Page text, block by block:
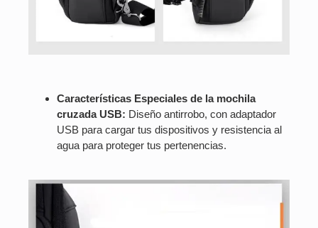
Características Especiales de la mochila
cruzada USB: Diseño antirrobo, con adaptador
USB para cargar tus dispositivos y resistencia al
agua para proteger tus pertenencias.